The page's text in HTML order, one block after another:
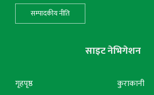
सम्पादकीय नीति
साइट नेभिगेशन
गृहपृष्ठ
कुराकानी